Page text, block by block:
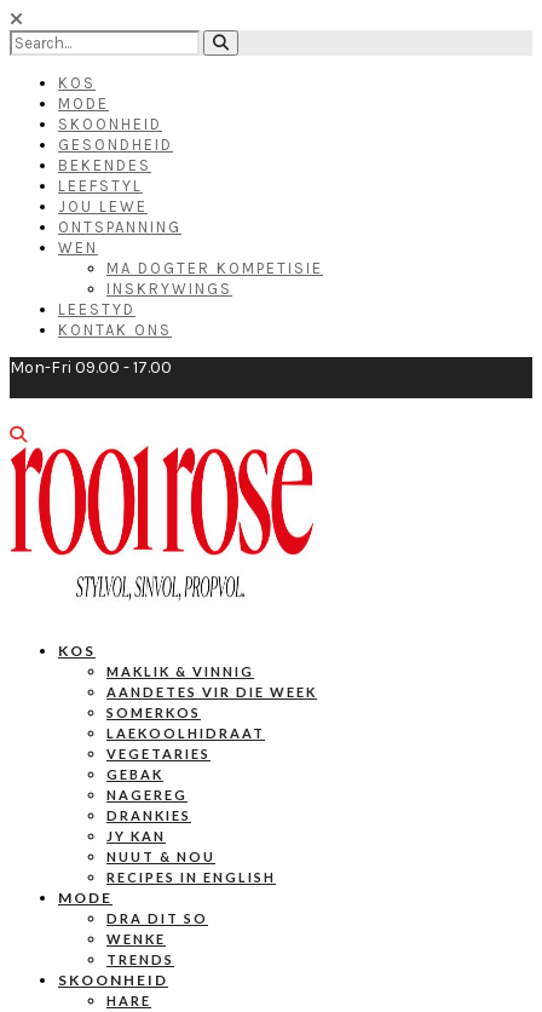
KOS
MODE
SKOONHEID
GESONDHEID
BEKENDES
LEEFSTYL
JOU LEWE
ONTSPANNING
WEN
MA DOGTER KOMPETISIE
INSKRYWINGS
LEESTYD
KONTAK ONS
Mon-Fri 09.00 - 17.00
KOS
MAKLIK & VINNIG
AANDETES VIR DIE WEEK
SOMERKOS
LAEKOOLHIDRAAT
VEGETARIES
GEBAK
NAGEREG
DRANKIES
JY KAN
NUUT & NOU
RECIPES IN ENGLISH
MODE
DRA DIT SO
WENKE
TRENDS
SKOONHEID
HARE